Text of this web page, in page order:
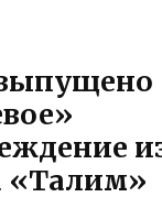
«Талим»